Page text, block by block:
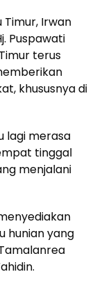
Timur, Irwan
Puspawati
terus
khususnya di
lagi merasa
tinggal
menjalani
hunian yang